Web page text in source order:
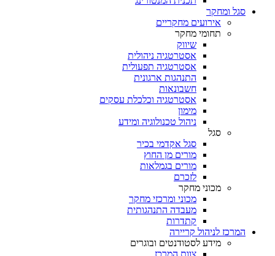
סגל ומחקר
אירועים מחקריים
תחומי מחקר
שיווק
אסטרטגיה ניהולית
אסטרטגיה תפעולית
התנהגות ארגונית
חשבונאות
אסטרטגיה וכלכלת עסקים
מימון
ניהול טכנולוגיה ומידע
סגל
סגל אקדמי בכיר
מורים מן החוץ
מורים בגמלאות
לזכרם
מכוני מחקר
מכוני ומרכזי מחקר
מעבדה התנהגותית
קתדרות
המרכז לניהול קריירה
מידע לסטודנטים ובוגרים
צוות המרכז